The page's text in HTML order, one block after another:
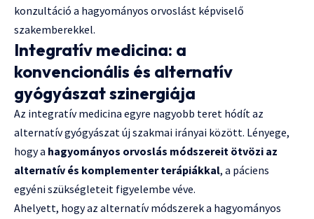
konzultáció a hagyományos orvoslást képviselő
szakemberekkel.
Integratív medicina: a
konvencionális és alternatív
gyógyászat szinergiája
Az integratív medicina egyre nagyobb teret hódít az
alternatív gyógyászat új szakmai irányai között. Lényege,
hogy a hagyományos orvoslás módszereit ötvözi az
alternatív és komplementer terápiákkal, a páciens
egyéni szükségleteit figyelembe véve.
Ahelyett, hogy az alternatív módszerek a hagyományos